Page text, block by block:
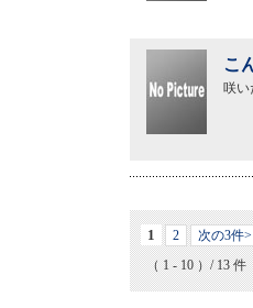
こ
咲い
1 2
次の3件>
（ 1 - 10 ）/ 13 件